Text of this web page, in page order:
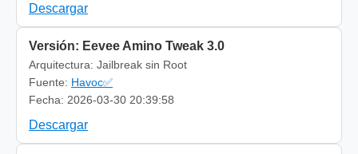
Descargar
Versión: Eevee Amino Tweak 3.0
Arquitectura: Jailbreak sin Root
Fuente: Havoc✅
Fecha: 2026-03-30 20:39:58
Descargar